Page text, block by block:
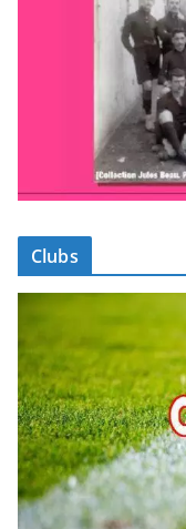
Clubs